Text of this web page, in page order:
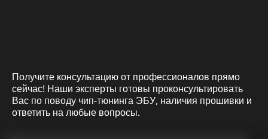
Получите консультацию от профессионалов прямо
сейчас! Наши эксперты готовы проконсультировать
Вас по поводу чип-тюнинга ЭБУ, наличия прошивки и
ответить на любые вопросы.